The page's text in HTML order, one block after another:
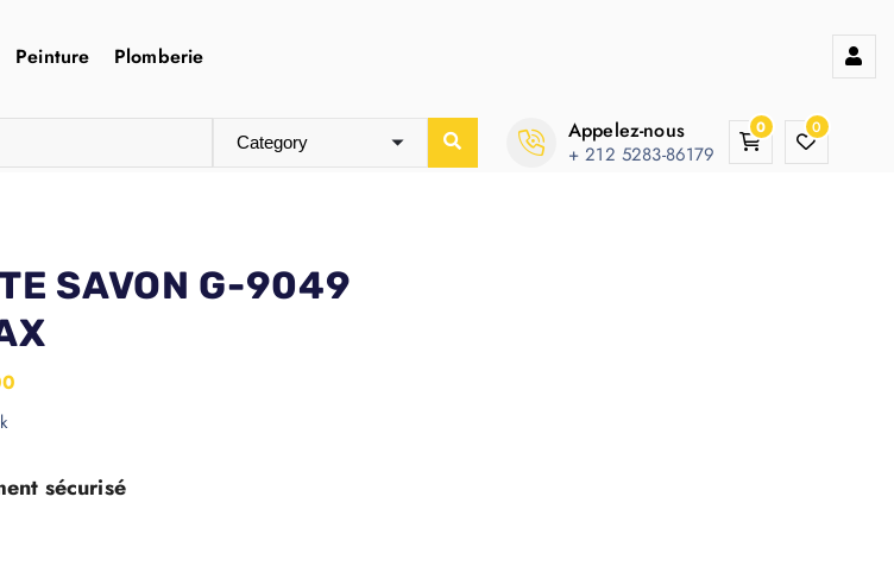
Peinture Plomberie
Appelez-nous
+ 212 5283-86179
0 0
SAVON G-9049
sécurisé